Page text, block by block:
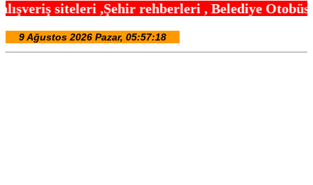
Menderes Belediye Başkanı İlkay Çiçek görevden uzaklaştırıldı
0:12
Anadolu Otoyolu’nda kamyonet çekiciye çarptı!
19:24
Ganita Akşamları’nda büyük coşku
,Şehir rehberleri , Belediye